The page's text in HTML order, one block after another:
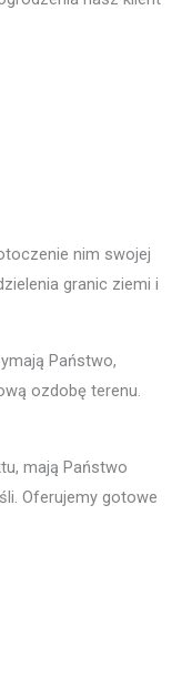
nim swojej
granic ziemi i
Państwo,
ozdobę terenu.
mają Państwo
Oferujemy gotowe